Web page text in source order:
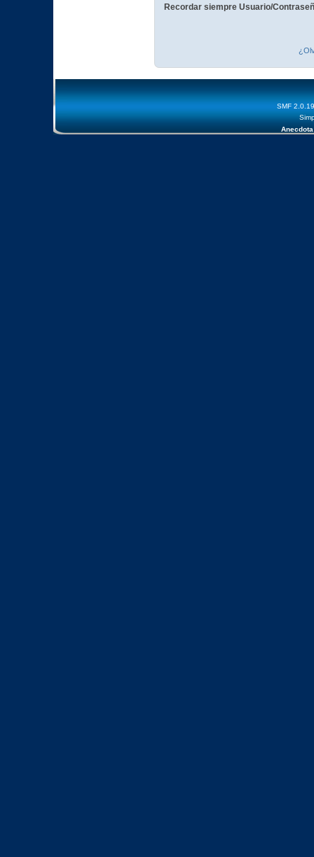
Recordar siempre Usuario/
SMF 2.0.19
Anecdota